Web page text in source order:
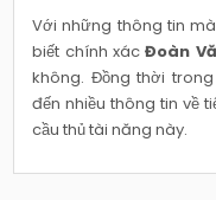
Với những thông tin
biết chính xácĐoàn
không. Đồng thời trong
đến nhiều thông tin về
cầu thủ tài năng này.